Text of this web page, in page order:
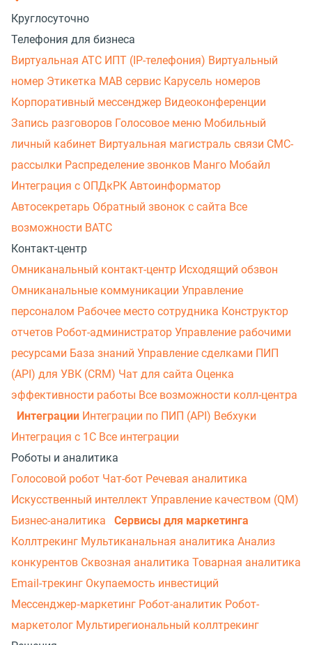
Круглосуточно
Телефония для бизнеса
Виртуальная АТС ИПТ (IP-телефония) Виртуальный
номер Этикетка МАВ сервис Карусель номеров
Корпоративный мессенджер Видеоконференции
Запись разговоров Голосовое меню Мобильный
личный кабинет Виртуальная магистраль связи СМС-
рассылки Распределение звонков Манго Мобайл
Интеграция с ОПДкРК Автоинформатор
Автосекретарь Обратный звонок с сайта Все
возможности ВАТС
Контакт-центр
Омниканальный контакт-центр Исходящий обзвон
Омниканальные коммуникации Управление
персоналом Рабочее место сотрудника Конструктор
отчетов Робот-администратор Управление рабочими
ресурсами База знаний Управление сделками ПИП
(API) для УВК (CRM) Чат для сайта Оценка
эффективности работы Все возможности колл-центра
Интеграции Интеграции по ПИП (API) Вебхуки
Интеграция с 1С Все интеграции
Роботы и аналитика
Голосовой робот Чат-бот Речевая аналитика
Искусственный интеллект Управление качеством (QM)
Бизнес-аналитика
Сервисы для маркетинга
Коллтрекинг Мультиканальная аналитика Анализ
конкурентов Сквозная аналитика Товарная аналитика
Email-трекинг Окупаемость инвестиций
Мессенджер‑маркетинг Робот-аналитик Робот-
маркетолог Мультирегиональный коллтрекинг